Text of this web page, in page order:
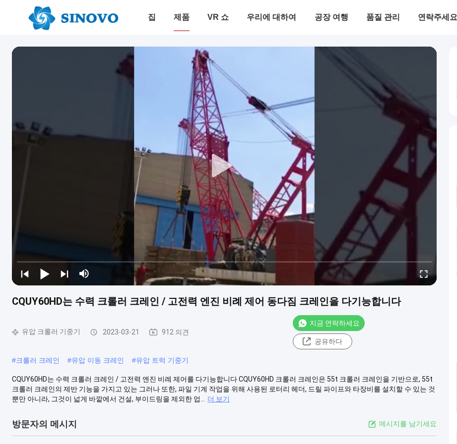
집 제품 VR 쇼 우리에 대하여 공장 여행 품질 관리 연락주세요
CQUY60HD는 수력 크롤러 크레인 / 고전력 엔진 비례 제어 동다짐 크레인을 다기능합니다
유압 크롤러 기중기 2023-03-21 912 의견
지금 연락하세요
공유하다
#크롤러 크레인 #유압 이동 크레인 #유압 트럭 기중기
CQUY60HD는 수력 크롤러 크레인 / 고전력 엔진 비례 제어를 다기능합니다 CQUY60HD 크롤러 크레인은 55t 크롤러 크레인을 기반으로, 55t
크롤러 크레인의 제반 기능을 가지고 있는 그러나 또한, 파일 기계 작업을 위해 사용된 로터리 헤더, 드릴 파이프와 타장비를 설치할 수 있는 것
뿐만 아니라, 그것이 넓게 바깥에서 건설, 부이드링을 제외한 업...
더 보기
방문자의 메시지 메시지를 남기세요